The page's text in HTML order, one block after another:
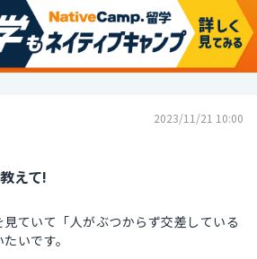
2023/11/21 10:00
えて!
ていて「人がぶつからず交差している
いです。